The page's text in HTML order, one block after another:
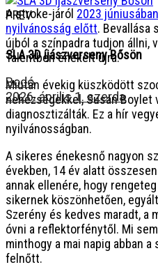
A stroke-járól 2023
nyilvánosság előtt. Bevallása
újból a színpadra tudjon állni,
Talentben énekelt újra.
Miután évekig küszködött
nehézségekkel, Susan Boylet
diagnosztizálták. Ez a hír
nyilvánosságban.
A sikeres énekesnő nagyon
években, 14 év alatt
annak ellenére, hogy
sikernek köszönhetően,
Szerény és kedves maradt, a
óvni a reflektorfénytől. Mi
minthogy a mai napig abban a
felnőtt.
PREV
SLA 3D íjászverseny Bősön
Bodó
2026. április 1. szerda